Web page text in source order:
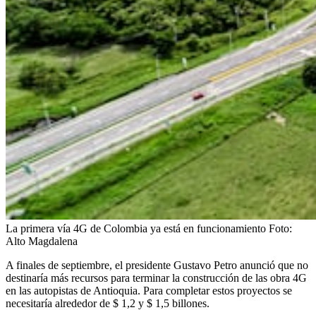
La primera vía 4G de Colombia ya está en funcionamiento Foto:
Alto Magdalena
A finales de septiembre, el presidente Gustavo Petro anunció que no
destinaría más recursos para terminar la construcción de las obra 4G
en las autopistas de Antioquia. Para completar estos proyectos se
necesitaría alrededor de $ 1,2 y $ 1,5 billones.